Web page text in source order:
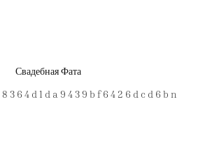
Свадебная Фата